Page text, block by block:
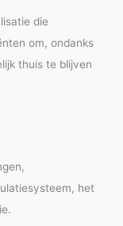
die
om, ondanks
thuis te blijven
het